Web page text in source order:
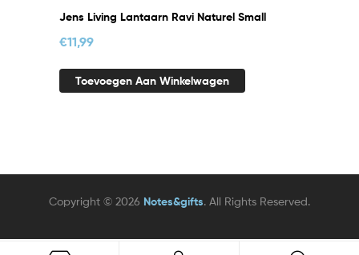
Jens Living Lantaarn Ravi Naturel Small
€11,99
Toevoegen Aan Winkelwagen
Copyright © 2026 Notes&gifts. All Rights Reserved.